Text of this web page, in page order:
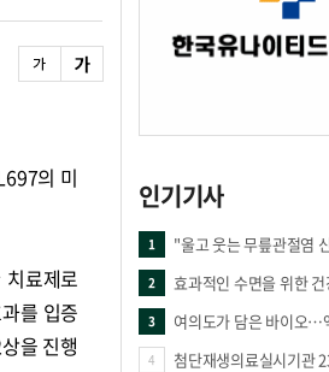
의 미
료제로
를 입증
을 진행
인기기사
1
2
3
4